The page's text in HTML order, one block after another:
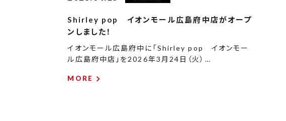
Shirley pop イオンモール広島府中店がオープ
ンしました！
イオンモール広島府中に「Shirley pop イオンモー
ル広島府中店」を2026年3月24日（火）…
MORE